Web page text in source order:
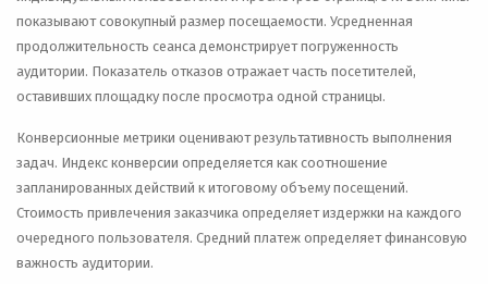
показывают совокупный размер посещаемости. Усредненная
продолжительность сеанса демонстрирует погруженность
аудитории. Показатель отказов отражает часть посетителей,
оставивших площадку после просмотра одной страницы.
Конверсионные метрики оценивают результативность выполнения
задач. Индекс конверсии определяется как соотношение
запланированных действий к итоговому объему посещений.
Стоимость привлечения заказчика определяет издержки на каждого
очередного пользователя. Средний платеж определяет финансовую
важность аудитории.